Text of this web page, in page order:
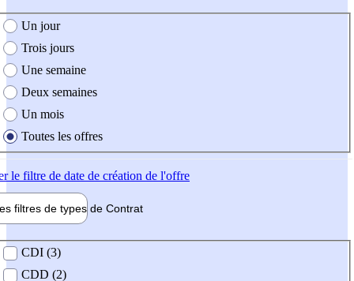
création de l'offre
Un jour
Trois jours
Une semaine
Deux semaines
Un mois
Toutes les offres
le filtre de date de création de l'offre
filtres de types de Contrat
contrat
CDI (3)
CDD (2)